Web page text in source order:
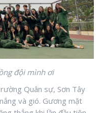
đội mình ơi
Quân sự, Sơn Tây
và gió. Gương mặt